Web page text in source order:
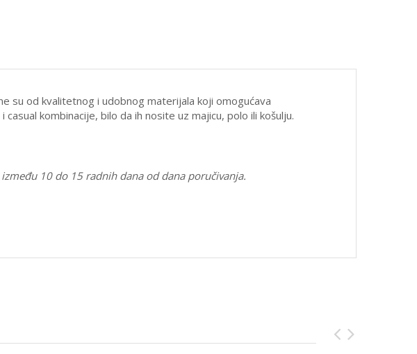
su od kvalitetnog i udobnog materijala koji omogućava
kombinacije, bilo da ih nosite uz majicu, polo ili košulju.
10 do 15 radnih dana od dana poručivanja.